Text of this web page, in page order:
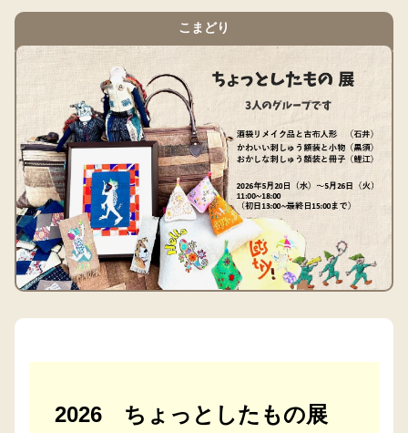
こまどり
2026 ちょっとしたもの展